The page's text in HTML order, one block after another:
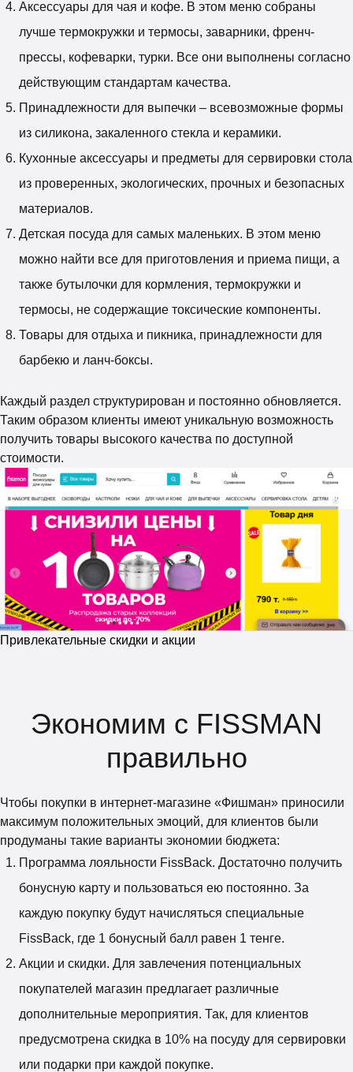
Аксессуары для чая и кофе. В этом меню собраны
лучше термокружки и термосы, заварники, френч-
прессы, кофеварки, турки. Все они выполнены согласно
действующим стандартам качества.
Принадлежности для выпечки – всевозможные формы
из силикона, закаленного стекла и керамики.
Кухонные аксессуары и предметы для сервировки стола
из проверенных, экологических, прочных и безопасных
материалов.
Детская посуда для самых маленьких. В этом меню
можно найти все для приготовления и приема пищи, а
также бутылочки для кормления, термокружки и
термосы, не содержащие токсические компоненты.
Товары для отдыха и пикника, принадлежности для
барбекю и ланч-боксы.
Каждый раздел структурирован и постоянно обновляется.
Таким образом клиенты имеют уникальную возможность
получить товары высокого качества по доступной
стоимости.
Привлекательные скидки и акции
Экономим с FISSMAN
правильно
Чтобы покупки в интернет-магазине «Фишман» приносили
максимум положительных эмоций, для клиентов были
продуманы такие варианты экономии бюджета:
Программа лояльности FissBack. Достаточно получить
бонусную карту и пользоваться ею постоянно. За
каждую покупку будут начисляться специальные
FissBack, где 1 бонусный балл равен 1 тенге.
Акции и скидки. Для завлечения потенциальных
покупателей магазин предлагает различные
дополнительные мероприятия. Так, для клиентов
предусмотрена скидка в 10% на посуду для сервировки
или подарки при каждой покупке.